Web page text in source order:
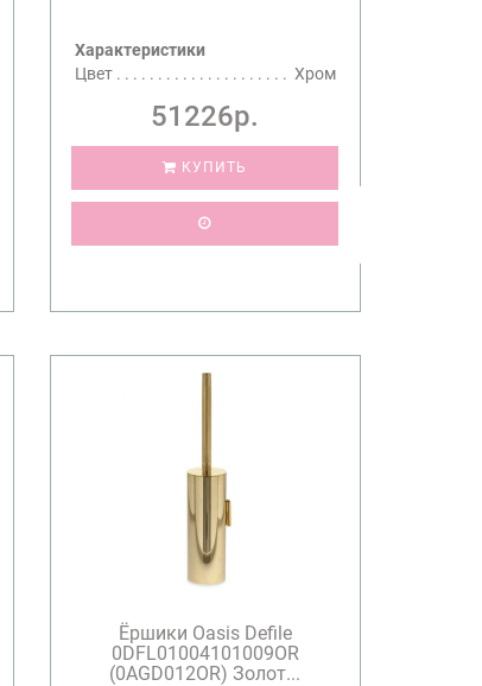
Характеристики
Цвет
Хром
51226р.
КУПИТЬ
Ёршики Oasis Defile
0DFL01004101009OR
(0AGD012OR) Золот...